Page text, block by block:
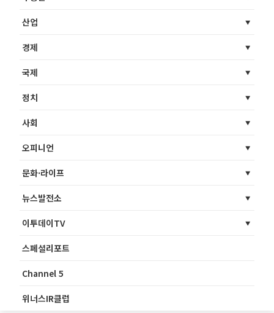
산업
경제
국제
정치
사회
오피니언
문화·라이프
뉴스발전소
이투데이TV
스페셜리포트
Channel 5
위너스IR클럽